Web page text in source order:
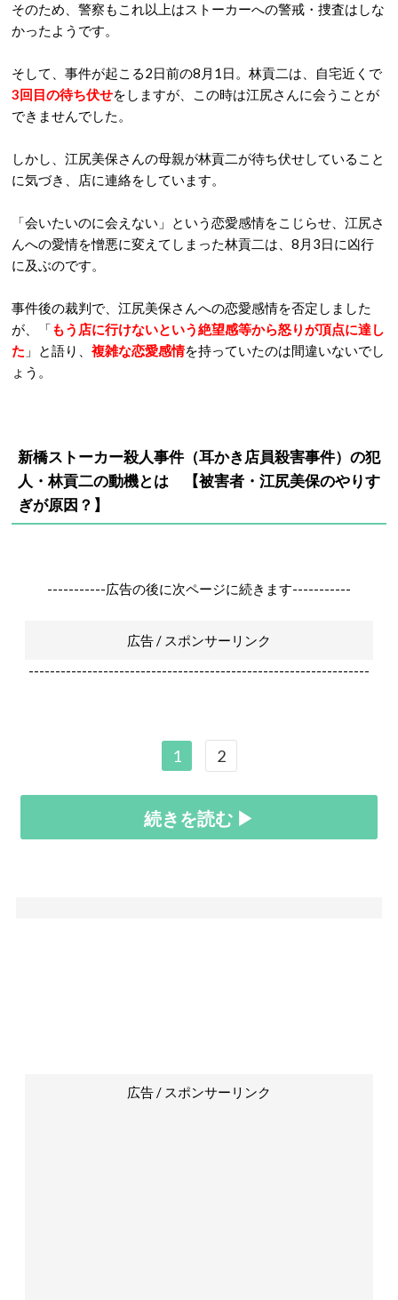
そのため、警察もこれ以上はストーカーへの警戒・捜査はしな
かったようです。
そして、事件が起こる2日前の8月1日。林貢二は、自宅近くで
3回目の待ち伏せをしますが、この時は江尻さんに会うことが
できませんでした。
しかし、江尻美保さんの母親が林貢二が待ち伏せしていること
に気づき、店に連絡をしています。
「会いたいのに会えない」という恋愛感情をこじらせ、江尻さ
んへの愛情を憎悪に変えてしまった林貢二は、8月3日に凶行
に及ぶのです。
事件後の裁判で、江尻美保さんへの恋愛感情を否定しました
が、「もう店に行けないという絶望感等から怒りが頂点に達し
た 」と語り、 複雑な恋愛感情を持っていたのは間違いないでし
ょう。
新橋ストーカー殺人事件（耳かき店員殺害事件）の犯
人・林貢二の動機とは 【被害者・江尻美保のやりす
ぎが原因？】
-----------広告の後に次ページに続きます-----------
広告 / スポンサーリンク
----------------------------------------------------------------
1 2
続きを読む ▶
広告 / スポンサーリンク